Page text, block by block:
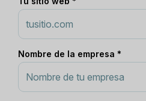
Nombre de la empresa *